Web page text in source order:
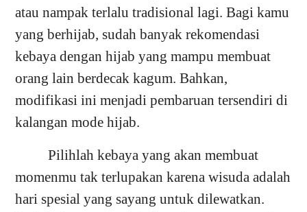
atau nampak terlalu tradisional lagi. Bagi kamu
yang berhijab, sudah banyak rekomendasi
kebaya dengan hijab yang mampu membuat
orang lain berdecak kagum. Bahkan,
modifikasi ini menjadi pembaruan tersendiri di
kalangan mode hijab.
Pilihlah kebaya yang akan membuat
momenmu tak terlupakan karena wisuda adalah
hari spesial yang sayang untuk dilewatkan.